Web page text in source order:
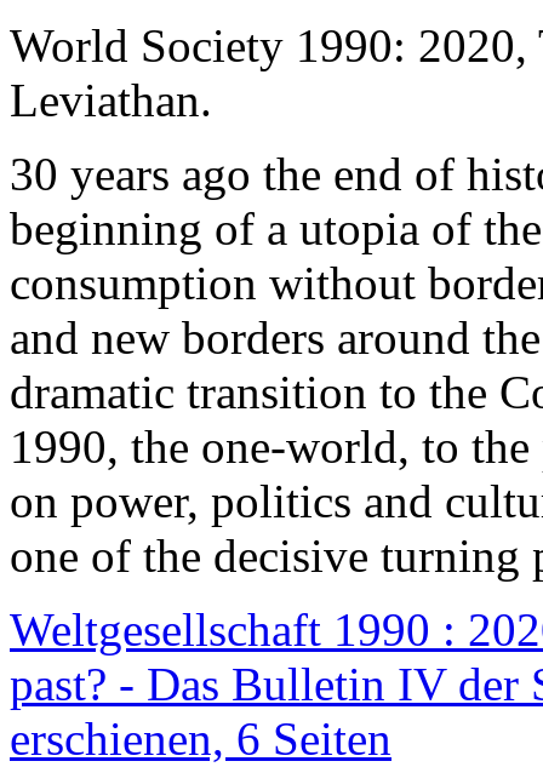
World Society 1990: 2020,
Leviathan.
30 years ago the end of
beginning of a utopia of
consumption without
and new borders around
dramatic transition to the
1990, the one-world, to the
on power, politics and
one of the decisive turning
Weltgesellschaft 1990 :
past? - Das Bulletin IV der
erschienen, 6 Seiten